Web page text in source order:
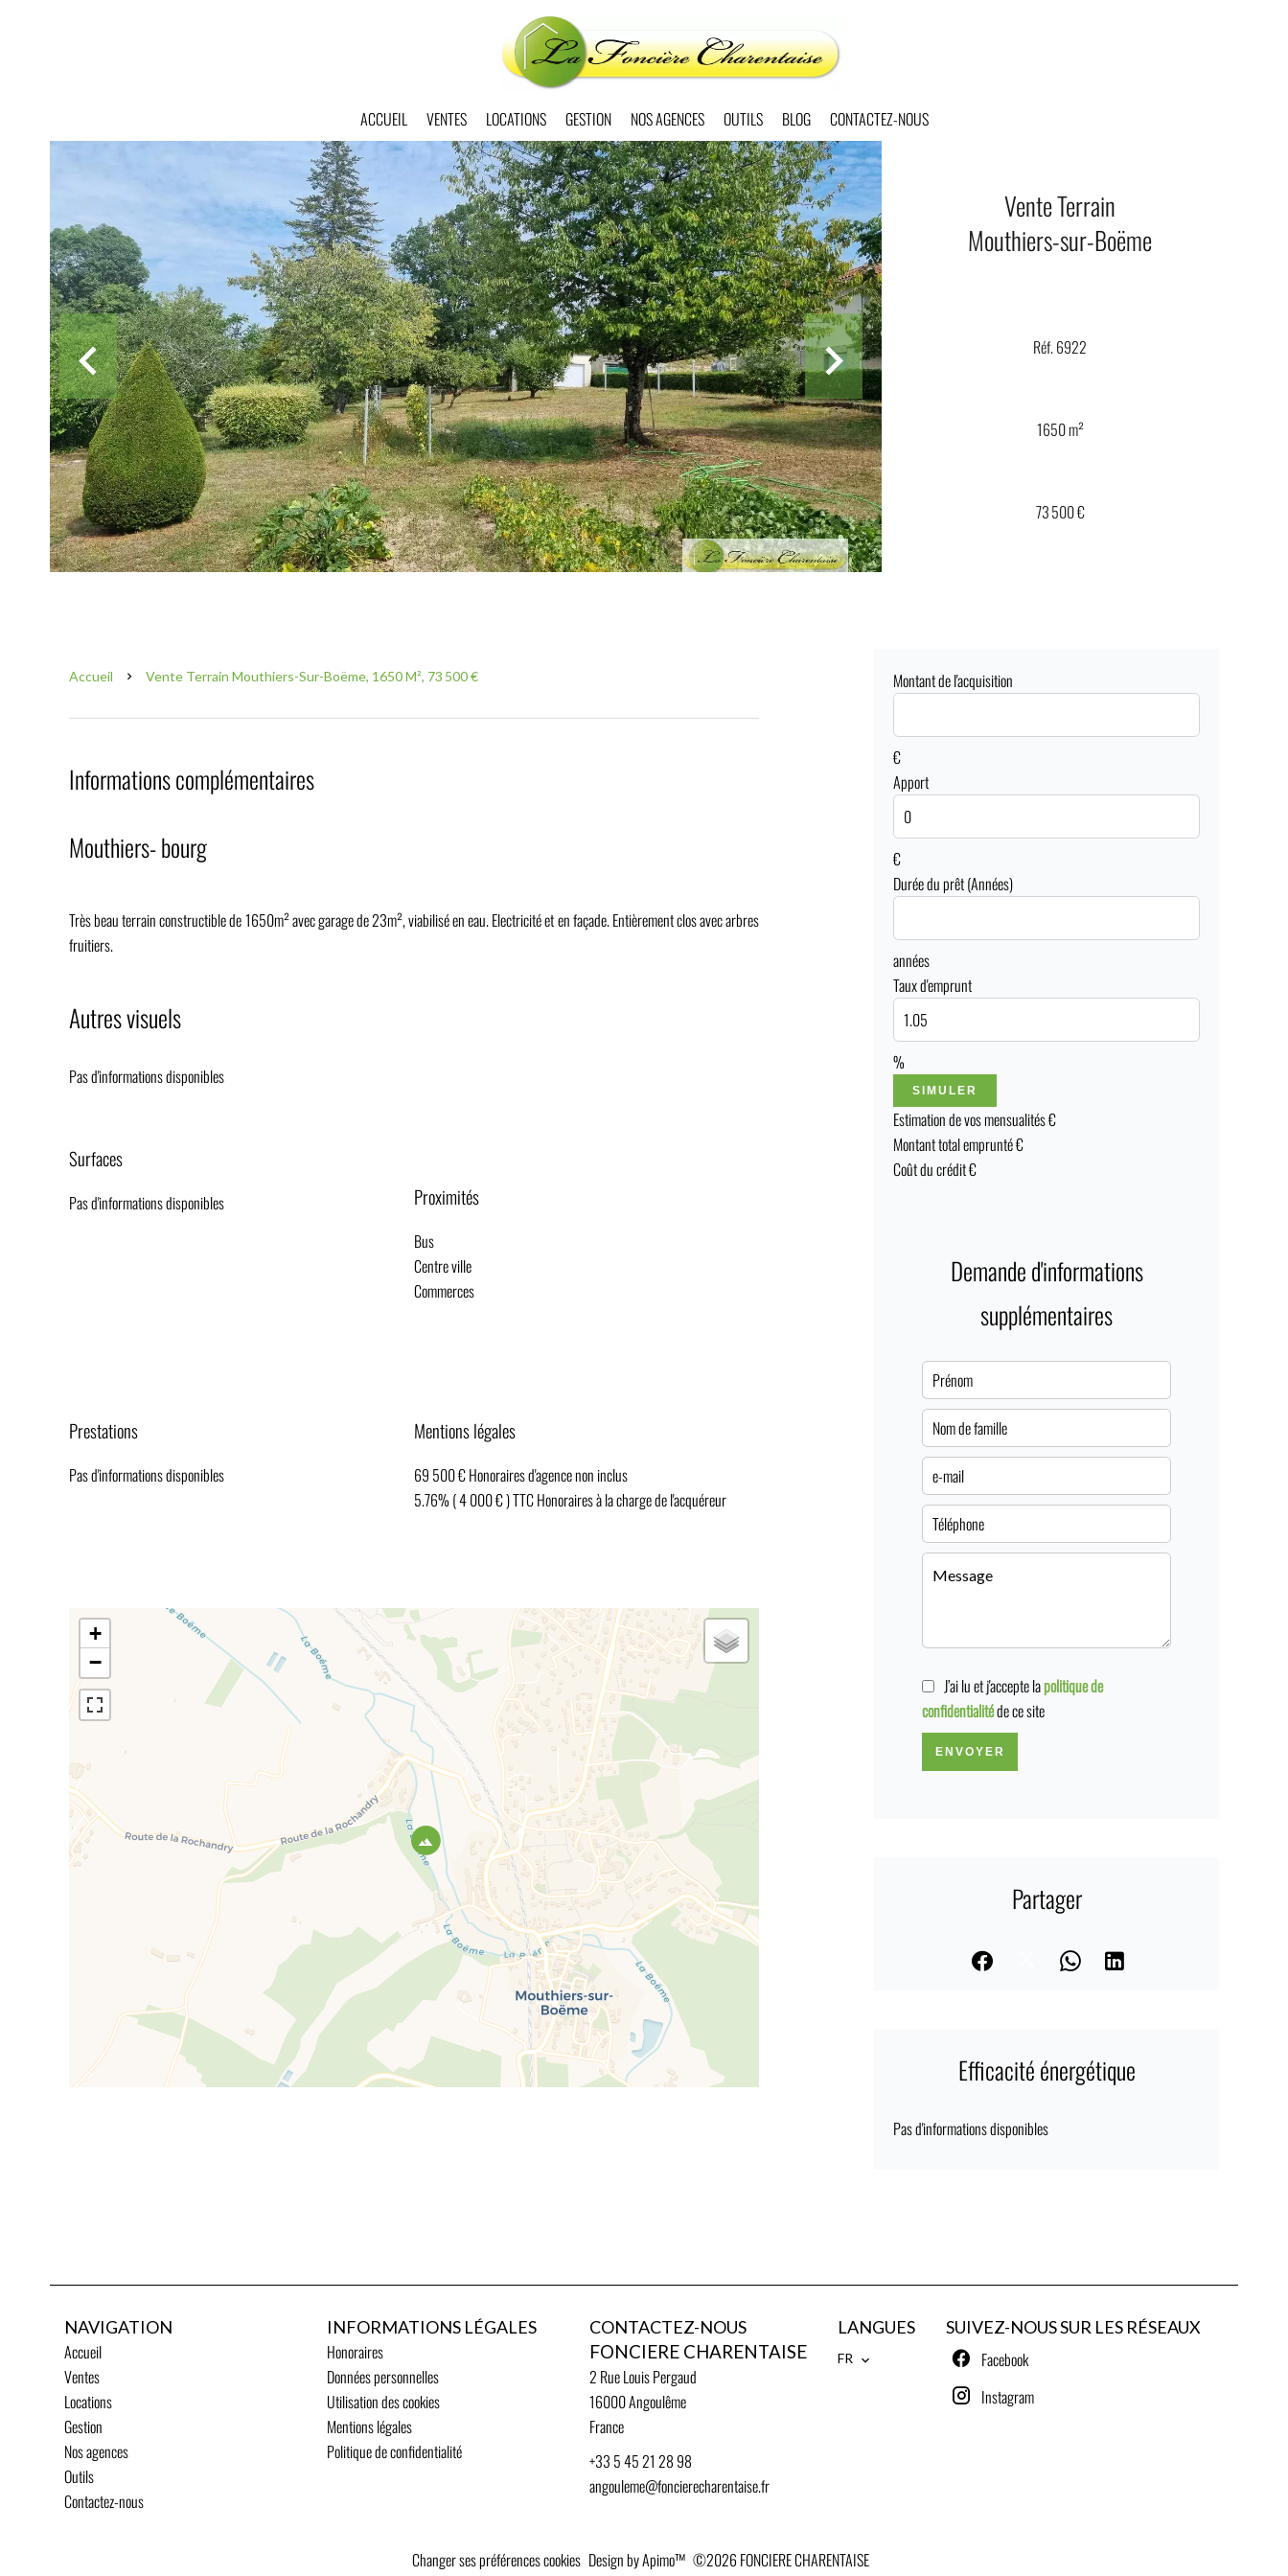
ACCUEIL VENTES LOCATIONS GESTION NOS AGENCES OUTILS BLOG CONTACTEZ-NOUS
Vente Terrain
Mouthiers-sur-Boëme
Réf. 6922
1650 m²
73 500 €
Accueil Vente Terrain Mouthiers-Sur-Boëme, 1650 M², 73 500 €
Informations complémentaires
Mouthiers- bourg
Très beau terrain constructible de 1650m² avec garage de 23m², viabilisé en eau. Electricité et en façade. Entièrement clos avec arbres
fruitiers.
Autres visuels
Pas d'informations disponibles
Surfaces
Pas d'informations disponibles Proximités
Bus
Centre ville
Commerces
Prestations
Pas d'informations disponibles
Mentions légales
69 500 € Honoraires d'agence non inclus
5.76% ( 4 000 € ) TTC Honoraires à la charge de l'acquéreur
+
−
Montant de l'acquisition
€
Apport
€
Durée du prêt (Années)
années
Taux d'emprunt
%
SIMULER
Estimation de vos mensualités€
Montant total emprunté€
Coût du crédit€
Demande d'informations
supplémentaires
J’ai lu et j'accepte lapolitique de
confidentialitéde ce site
ENVOYER
Partager
Efficacité énergétique
Pas d'informations disponibles
NAVIGATION
Accueil
Ventes
Locations
Gestion
Nos agences
Outils
Contactez-nous
INFORMATIONS LÉGALES
Honoraires
Données personnelles
Utilisation des cookies
Mentions légales
Politique de confidentialité
CONTACTEZ-NOUS
FONCIERE CHARENTAISE
2 Rue Louis Pergaud
16000Angoulême
France
+33 5 45 21 28 98
angouleme@foncierecharentaise.fr
LANGUES
FR
SUIVEZ-NOUS SUR LES RÉSEAUX
Facebook
Instagram
Changer ses préférences cookies Design byApimo™ ©2026 FONCIERE CHARENTAISE